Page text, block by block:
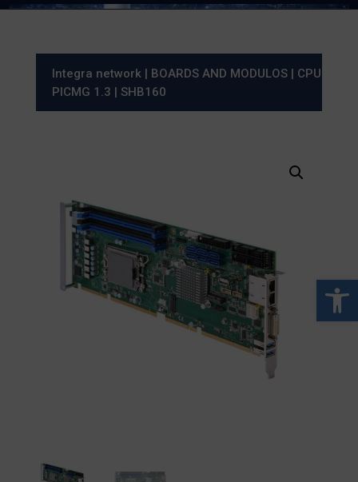
Abrir
Integra network| BOARDS AND MODULOS| CPU
PICMG 1.3 | SHB160